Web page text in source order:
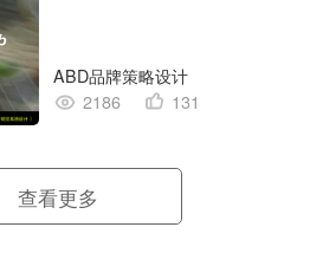
ABD品牌策略设计
2186
131
查看更多